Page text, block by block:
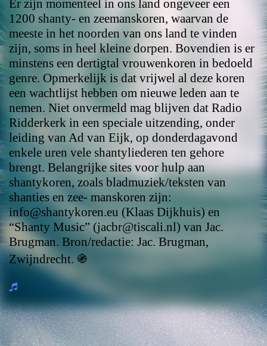
Er zijn momenteel in ons land ongeveer een
1200 shanty- en zeemanskoren, waarvan de
meeste in het noorden van ons land te vinden
zijn, soms in heel kleine dorpen. Bovendien is er
minstens een dertigtal vrouwenkoren in bedoeld
genre. Opmerkelijk is dat vrijwel al deze koren
een wachtlijst hebben om nieuwe leden aan te
nemen. Niet onvermeld mag blijven dat Radio
Ridderkerk in een speciale uitzending, onder
leiding van Ad van Eijk, op donderdagavond
enkele uren vele shantyliederen ten gehore
brengt. Belangrijke sites voor hulp aan
shantykoren, zoals bladmuziek/teksten van
shanties en zee- manskoren zijn:
info@shantykoren.eu (Klaas Dijkhuis) en
“Shanty Music” (jacbr@tiscali.nl) van Jac.
Brugman. Bron/redactie: Jac. Brugman,
Zwijndrecht. ֍